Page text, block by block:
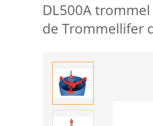
DL500A
de Trommellifer